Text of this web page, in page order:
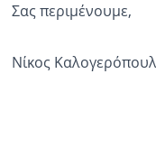
Σας περιμένουμε,
Νίκος